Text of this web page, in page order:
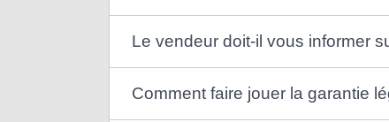
Le vendeur doit-il vous informer
Comment faire jouer la garantie